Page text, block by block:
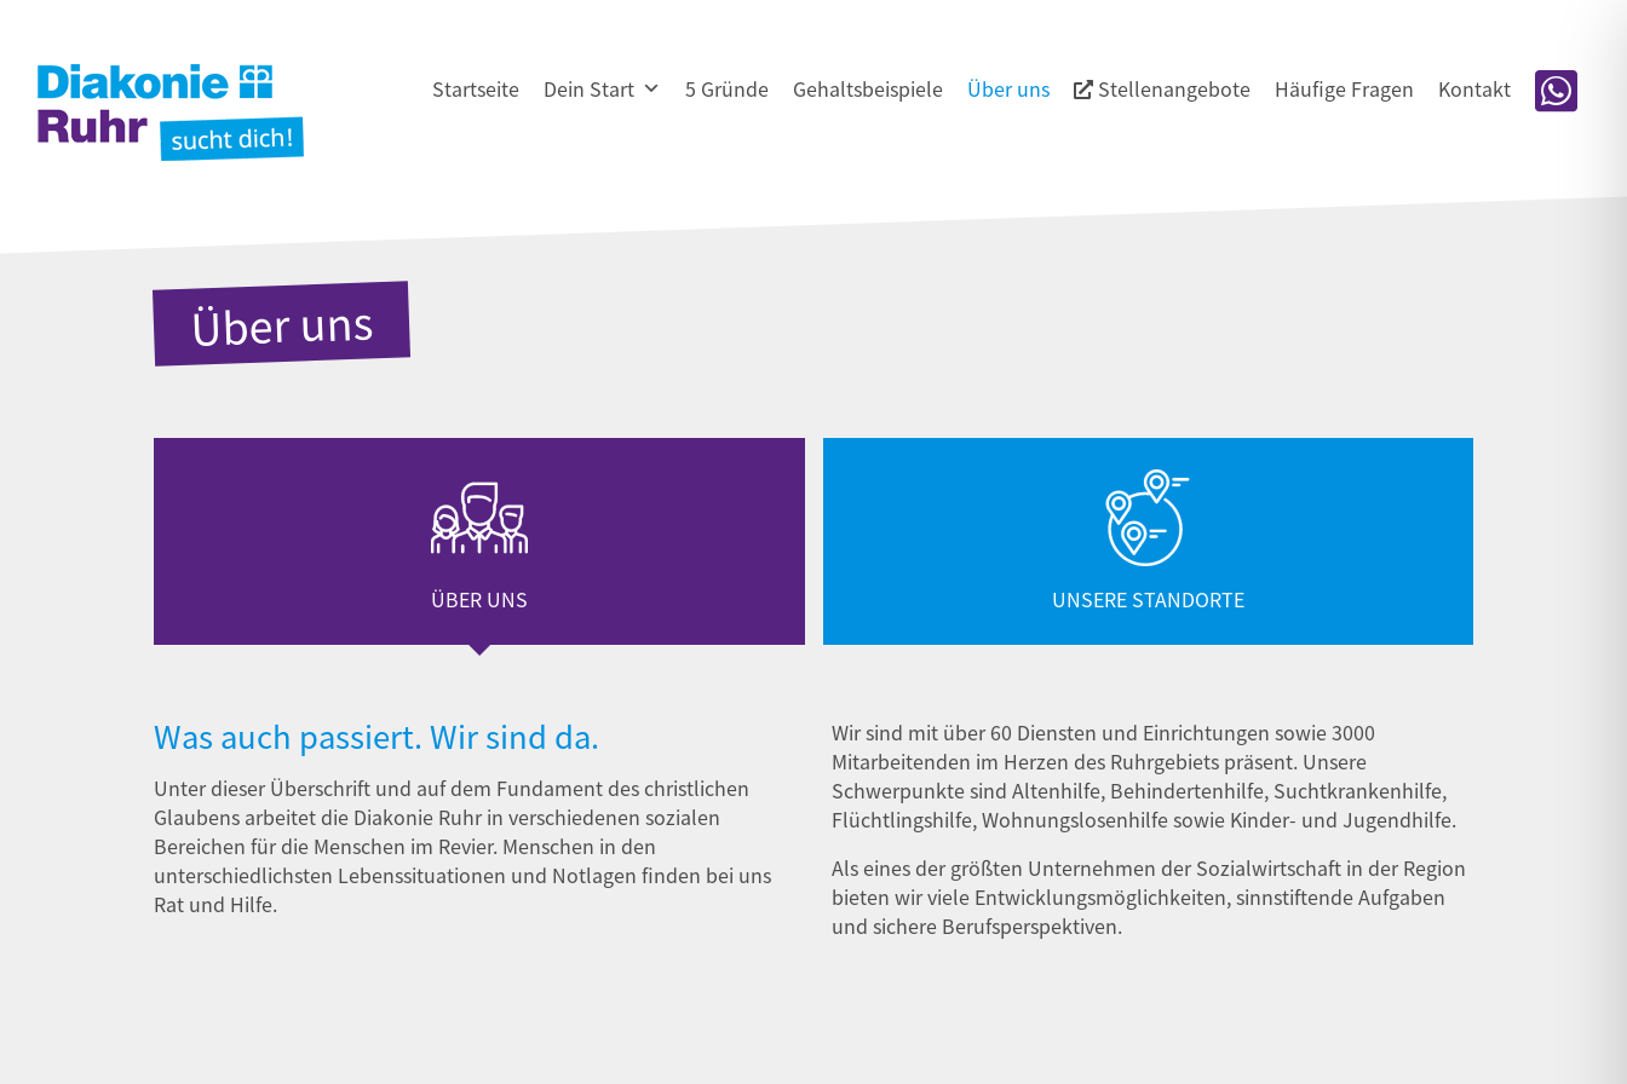
Startseite Dein Start 5 Gründe Gehaltsbeispiele Über uns Stellenangebote Häufige Fragen Kontakt
Über uns
ÜBER UNS UNSERE STANDORTE
Was auch passiert. Wir sind da.
Unter dieser Überschrift und auf dem Fundament des christlichen
Glaubens arbeitet die Diakonie Ruhr in verschiedenen sozialen
Bereichen für die Menschen im Revier. Menschen in den
unterschiedlichsten Lebenssituationen und Notlagen finden bei uns
Rat und Hilfe.
Wir sind mit über 60 Diensten und Einrichtungen sowie 3000
Mitarbeitenden im Herzen des Ruhrgebiets präsent. Unsere
Schwerpunkte sind Altenhilfe, Behindertenhilfe, Suchtkrankenhilfe,
Flüchtlingshilfe, Wohnungslosenhilfe sowie Kinder- und Jugendhilfe.
Als eines der größten Unternehmen der Sozialwirtschaft in der Region
bieten wir viele Entwicklungsmöglichkeiten, sinnstiftende Aufgaben
und sichere Berufsperspektiven.